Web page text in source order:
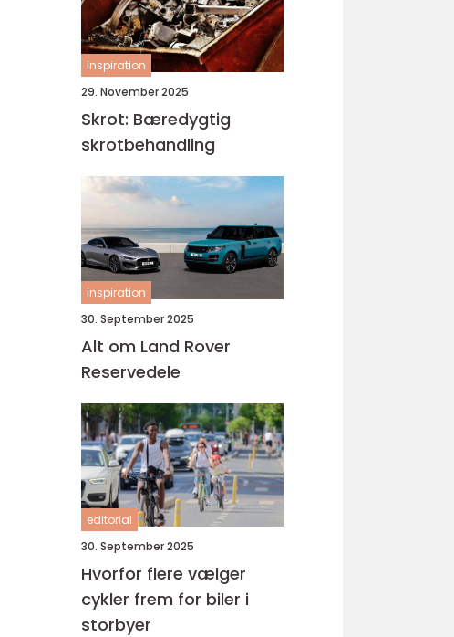
inspiration
29. November 2025
Skrot: Bæredygtig
skrotbehandling
inspiration
30. September 2025
Alt om Land Rover
Reservedele
editorial
30. September 2025
Hvorfor flere vælger
cykler frem for biler i
storbyer